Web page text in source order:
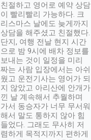
친절하고 영어로 예약 상담
이 빨리빨리 가능하다. 크
리스마스 날에도 늦게까지
상담을 해주셨고 친절했다.
단지, 여행 전날 현지 시간
으로 밤 9시에 배차 정보를
보내는 것이 일정을 미리
짜는 사람 입장에서는 아쉬
웠고 운전기사는 영어가 되
지 않았고 아리산에 안개가
낀 날 계속해서 추월하며
가서 동승자가 너무 무서워
해서 말도 통하지 않아 힘
들었다. 그래도 무사히 저
렴하게 목적지까지 편하게